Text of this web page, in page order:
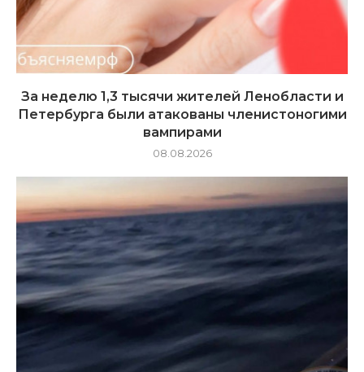
За неделю 1,3 тысячи жителей Ленобласти и
Петербурга были атакованы членистоногими
вампирами
08.08.2026